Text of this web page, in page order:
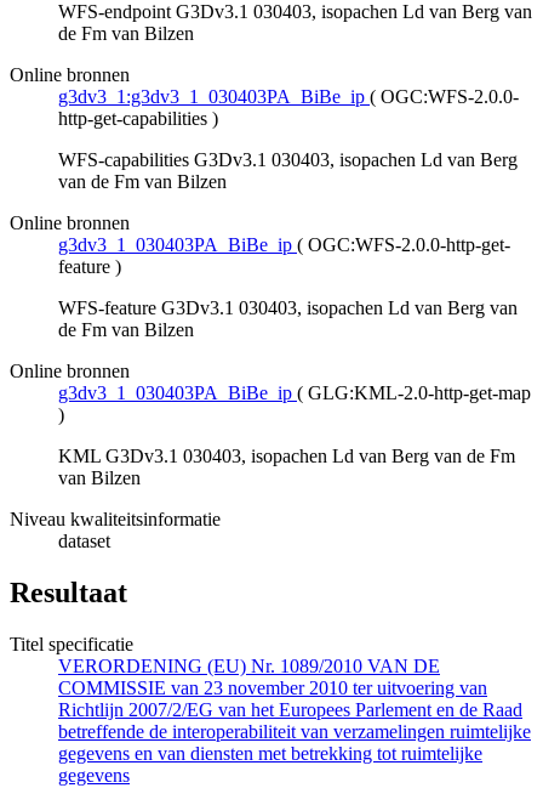
WFS-endpoint G3Dv3.1 030403, isopachen Ld van Berg van
de Fm van Bilzen
Online bronnen
g3dv3_1:g3dv3_1_030403PA_BiBe_ip ( OGC:WFS-2.0.0-
http-get-capabilities )
WFS-capabilities G3Dv3.1 030403, isopachen Ld van Berg
van de Fm van Bilzen
Online bronnen
g3dv3_1_030403PA_BiBe_ip ( OGC:WFS-2.0.0-http-get-
feature )
WFS-feature G3Dv3.1 030403, isopachen Ld van Berg van
de Fm van Bilzen
Online bronnen
g3dv3_1_030403PA_BiBe_ip ( GLG:KML-2.0-http-get-map
)
KML G3Dv3.1 030403, isopachen Ld van Berg van de Fm
van Bilzen
Niveau kwaliteitsinformatie
dataset
Resultaat
Titel specificatie
VERORDENING (EU) Nr. 1089/2010 VAN DE
COMMISSIE van 23 november 2010 ter uitvoering van
Richtlijn 2007/2/EG van het Europees Parlement en de Raad
betreffende de interoperabiliteit van verzamelingen ruimtelijke
gegevens en van diensten met betrekking tot ruimtelijke
gegevens